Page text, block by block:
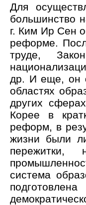
Для
большинство
г. Ким Ир Сен
реформе.
труде,
др. И еще, он
областях
других
Корее в
реформ, в
жизни были
пережитки,
система